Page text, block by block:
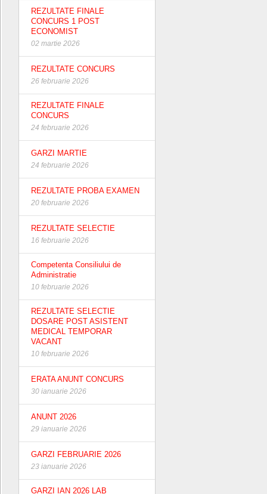
REZULTATE FINALE
CONCURS 1 POST
ECONOMIST
02 martie 2026
REZULTATE CONCURS
26 februarie 2026
REZULTATE FINALE
CONCURS
24 februarie 2026
GARZI MARTIE
24 februarie 2026
REZULTATE PROBA EXAMEN
20 februarie 2026
REZULTATE SELECTIE
16 februarie 2026
Competenta Consiliului de
Administratie
10 februarie 2026
REZULTATE SELECTIE
DOSARE POST ASISTENT
MEDICAL TEMPORAR
VACANT
10 februarie 2026
ERATA ANUNT CONCURS
30 ianuarie 2026
ANUNT 2026
29 ianuarie 2026
GARZI FEBRUARIE 2026
23 ianuarie 2026
GARZI IAN 2026 LAB